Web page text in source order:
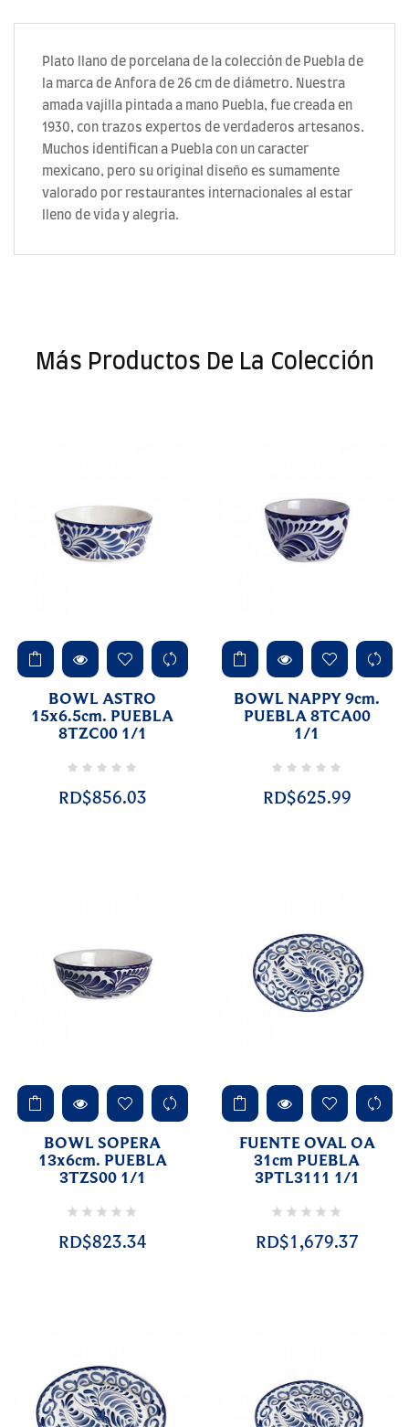
Plato llano de porcelana de la colección de Puebla de
la marca de Anfora de 26 cm de diámetro. Nuestra
amada vajilla pintada a mano Puebla, fue creada en
1930, con trazos expertos de verdaderos artesanos.
Muchos identifican a Puebla con un caracter
mexicano, pero su original diseño es sumamente
valorado por restaurantes internacionales al estar
lleno de vida y alegria.
Más Productos De La Colección
BOWL ASTRO
15x6.5cm. PUEBLA
8TZC00 1/1
RD$856.03
BOWL NAPPY 9cm.
PUEBLA 8TCA00
1/1
RD$625.99
BOWL SOPERA
13x6cm. PUEBLA
3TZS00 1/1
RD$823.34
FUENTE OVAL OA
31cm PUEBLA
3PTL3111 1/1
RD$1,679.37